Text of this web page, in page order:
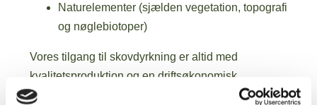
Naturelementer (sjælden vegetation, topografi
og nøglebiotoper)
Vores tilgang til skovdyrkning er altid med
kvalitetsproduktion og en driftsøkonomisk
indgangsvinkel i højsædet – du kan derfor vide dig